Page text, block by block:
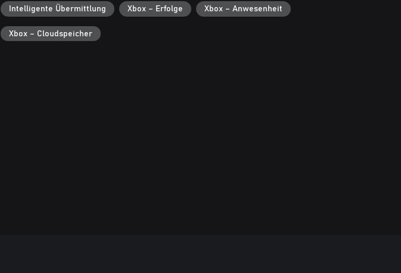
Intelligente Übermittlung Xbox – Erfolge Xbox – Anwesenheit
Xbox – Cloudspeicher